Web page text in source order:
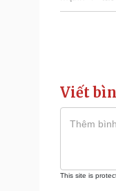
Viết
This site is